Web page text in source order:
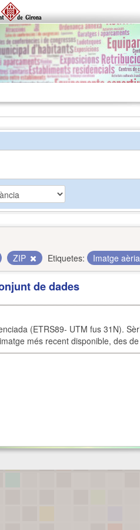
ZIP Etiquetes: Imatge
de dades
(ETRS89- UTM fus 31N).
més recent disponible, des